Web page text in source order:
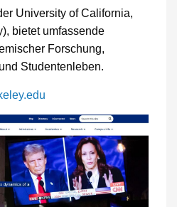
University of California,
bietet umfassende
Forschung,
Studentenleben.